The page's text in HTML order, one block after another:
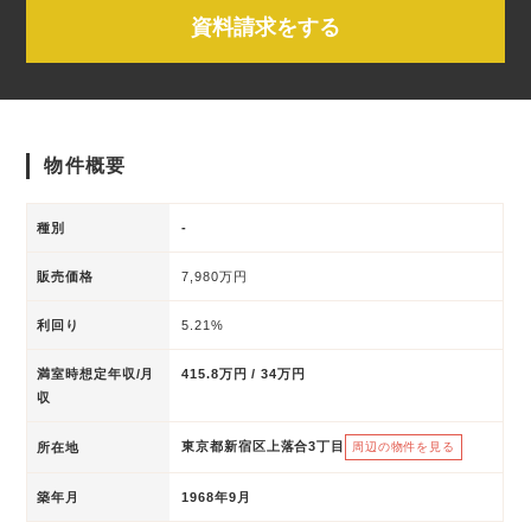
資料請求をする
物件概要
種別 -
販売価格 7,980万円
利回り 5.21%
満室時想定年収/月
収
415.8万円 / 34万円
所在地 東京都新宿区上落合3丁目 周辺の物件を見る
築年月 1968年9月